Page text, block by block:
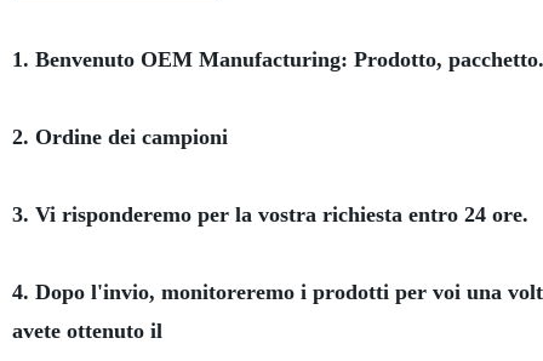
1. Benvenuto OEM Manufacturing: Prodotto,
2. Ordine dei campioni
3. Vi risponderemo per la vostra richiesta entro 24 ore.
4. Dopo l'invio, monitoreremo i prodotti per voi una
avete ottenuto il